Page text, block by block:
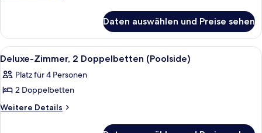
und
Schlafsofa
anzeigen
Zimmer,
1 King-
Bett
Schlafsofa
Daten auswählen und Preise sehen
Alle
Fotos
für
Deluxe-
Zimmer,
Ein Hotelzimmer mit zwei Betten,
7
Deluxe-Zimmer, 2 Doppelbetten (Poolside)
Platz für 4 Personen
2 Doppelbetten
Weitere Details
Weitere